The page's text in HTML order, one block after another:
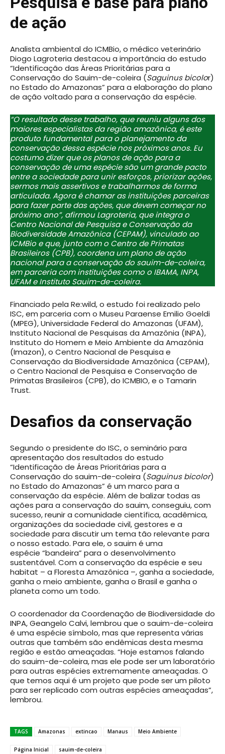
de ação
Analista ambiental do ICMBio, o médico veterinário
Diogo Lagroteria destacou a importância do estudo
“Identificação das Áreas Prioritárias para a
Conservação do Sauim-de-coleira (Saguinus bicolor)
no Estado do Amazonas” para a elaboração do plano
de ação voltado para a conservação da espécie.
“O resultado desse trabalho, que reuniu alguns dos
maiores especialistas da região amazônica, é este
produto fundamental para o planejamento da
conservação dessa espécie nos próximos anos. Eu
costumo dizer que os planos de ação para a
conservação de uma espécie são um grande pacto
entre a sociedade para unir esforços, priorizar ações,
sermos mais assertivos e trabalharmos de forma
articulada. Agora é chamar as instituições parceiras
para fazer parte das ações, que devem começar no
próximo ano”, afirmou Lagroteria, que integra o
Centro Nacional de Pesquisa e Conservação da
Biodiversidade Amazônica (CEPAM), vinculado ao
ICMBio e que, junto com o Centro de Primatas
Brasileiros (CPB), coordena um plano de ação
nacional para a conservação do sauim-de-coleira,
em parceria com instituições como o IBAMA, INPA,
UFAM e Instituto Sauim-de-coleira.
Financiado pela Re:wild, o estudo foi realizado pelo
ISC, em parceria com o Museu Paraense Emilio Goeldi
(MPEG), Universidade Federal do Amazonas (UFAM),
Instituto Nacional de Pesquisas da Amazônia (INPA),
Instituto do Homem e Meio Ambiente da Amazônia
(Imazon), o Centro Nacional de Pesquisa e
Conservação da Biodiversidade Amazônica (CEPAM),
o Centro Nacional de Pesquisa e Conservação de
Primatas Brasileiros (CPB), do ICMBIO, e o Tamarin
Trust.
Desafios da conservação
Segundo o presidente do ISC, o seminário para
apresentação dos resultados do estudo
“Identificação de Áreas Prioritárias para a
Conservação do sauim-de-coleira (Saguinus bicolor)
no Estado do Amazonas” é um marco para a
conservação da espécie. Além de balizar todas as
ações para a conservação do sauim, conseguiu, com
sucesso, reunir a comunidade científica, acadêmica,
organizações da sociedade civil, gestores e a
sociedade para discutir um tema tão relevante para
o nosso estado. Para ele, o sauim é uma
espécie “bandeira” para o desenvolvimento
sustentável. Com a conservação da espécie e seu
habitat – a Floresta Amazônica –, ganha a sociedade,
ganha o meio ambiente, ganha o Brasil e ganha o
planeta como um todo.
O coordenador da Coordenação de Biodiversidade do
INPA, Geangelo Calvi, lembrou que o sauim-de-coleira
é uma espécie símbolo, mas que representa várias
outras que também são endêmicas desta mesma
região e estão ameaçadas. “Hoje estamos falando
do sauim-de-coleira, mas ele pode ser um laboratório
para outras espécies extremamente ameaçadas. O
que temos aqui é um projeto que pode ser um piloto
para ser replicado com outras espécies ameaçadas”,
lembrou.
TAGS Amazonas extincao Manaus Meio Ambiente
Página Inicial sauim-de-coleira